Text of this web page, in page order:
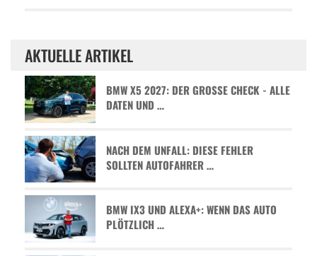
AKTUELLE ARTIKEL
BMW X5 2027: DER GROSSE CHECK - ALLE D
ATEN UND …
NACH DEM UNFALL: DIESE FEHLER
SOLLTEN AUTOFAHRER …
BMW IX3 UND ALEXA+: WENN DAS AUTO
PLÖTZLICH …